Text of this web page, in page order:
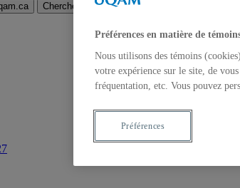
Chercher sur le web
Préférences en matière de
Nous utilisons des témoins
votre expérience sur le site, de
fréquentation, etc. Vous pouvez
Préférences